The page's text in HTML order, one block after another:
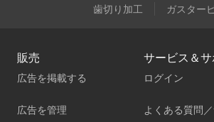
歯切り加工
ガスター
販売
広告を掲載する
広告を管理
サービス＆サ
ログイン
よくある質問